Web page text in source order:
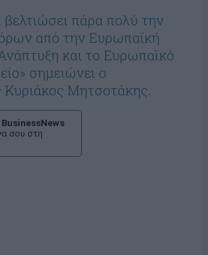
βελτιώσει πάρα πολύ την
από την Ευρωπαϊκή
και το Ευρωπαϊκό
σημειώνει ο
Μητσοτάκης.
BusinessNews
σου στη